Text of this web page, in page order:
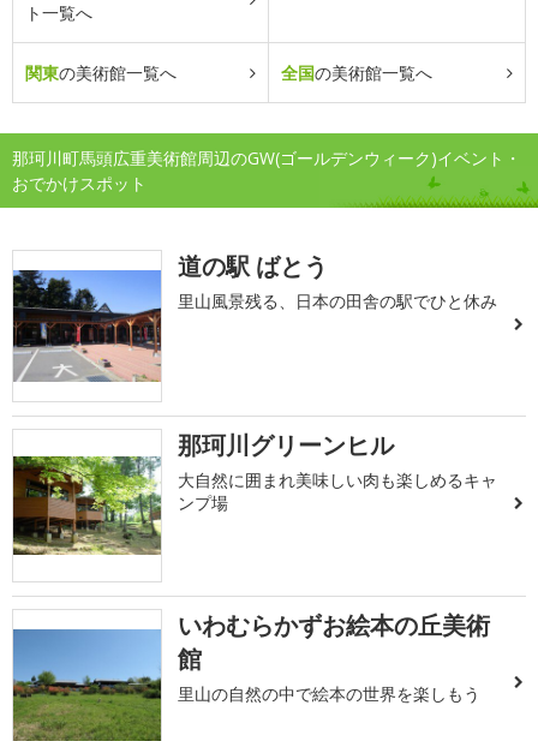
ト一覧へ
関東の美術館一覧へ 全国の美術館一覧へ
那珂川町馬頭広重美術館周辺のGW(ゴールデンウィーク)イベント・
おでかけスポット
道の駅 ばとう
里山風景残る、日本の田舎の駅でひと休み
那珂川グリーンヒル
大自然に囲まれ美味しい肉も楽しめるキャ
ンプ場
いわむらかずお絵本の丘美術
館
里山の自然の中で絵本の世界を楽しもう